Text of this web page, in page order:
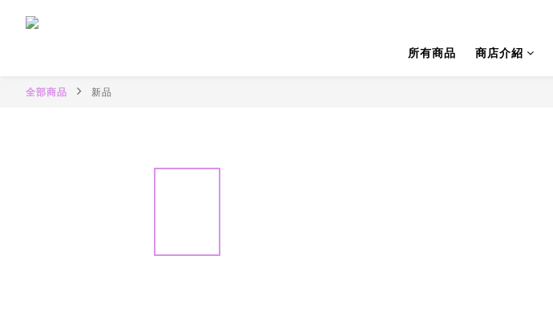
所有商品
商店介紹
全部商品 新品